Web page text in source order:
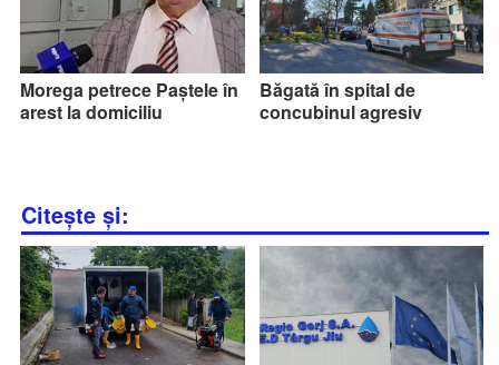
Morega petrece Paștele în
arest la domiciliu
Băgată în spital de
concubinul agresiv
Citește și: